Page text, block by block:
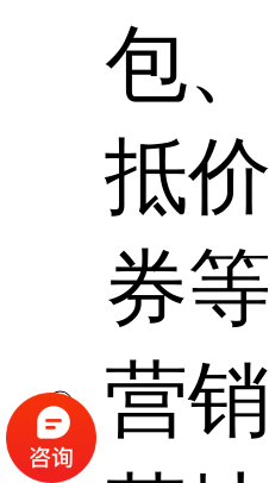
包、
抵价
券等
营销